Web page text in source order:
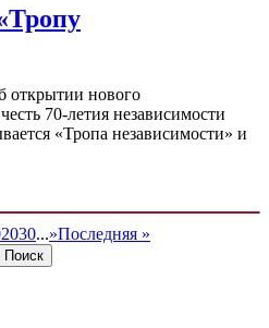
открытии нового
70-летия независимости
«Тропа независимости» и
2030...»Последняя »